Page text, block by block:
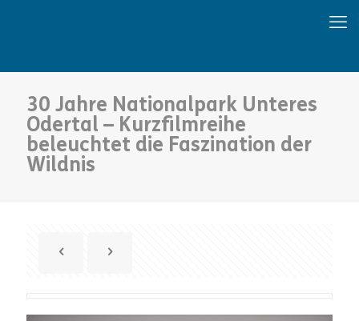
30 Jahre Nationalpark Unteres
Odertal – Kurzfilmreihe
beleuchtet die Faszination der
Wildnis